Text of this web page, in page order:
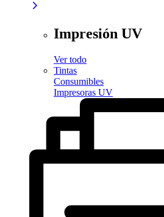
Impresión UV
Ver todo
Tintas
Consumibles
Impresoras UV